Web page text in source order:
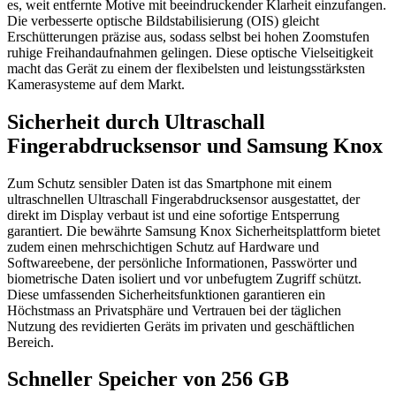
es, weit entfernte Motive mit beeindruckender Klarheit einzufangen.
Die verbesserte optische Bildstabilisierung (OIS) gleicht
Erschütterungen präzise aus, sodass selbst bei hohen Zoomstufen
ruhige Freihandaufnahmen gelingen. Diese optische Vielseitigkeit
macht das Gerät zu einem der flexibelsten und leistungsstärksten
Kamerasysteme auf dem Markt.
Sicherheit durch Ultraschall
Fingerabdrucksensor und Samsung Knox
Zum Schutz sensibler Daten ist das Smartphone mit einem
ultraschnellen Ultraschall Fingerabdrucksensor ausgestattet, der
direkt im Display verbaut ist und eine sofortige Entsperrung
garantiert. Die bewährte Samsung Knox Sicherheitsplattform bietet
zudem einen mehrschichtigen Schutz auf Hardware und
Softwareebene, der persönliche Informationen, Passwörter und
biometrische Daten isoliert und vor unbefugtem Zugriff schützt.
Diese umfassenden Sicherheitsfunktionen garantieren ein
Höchstmass an Privatsphäre und Vertrauen bei der täglichen
Nutzung des revidierten Geräts im privaten und geschäftlichen
Bereich.
Schneller Speicher von 256 GB